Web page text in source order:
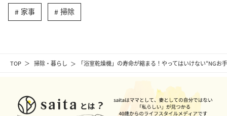
TOP 掃除・暮らし 「浴室乾燥機」の寿命が縮まる！やってはいけない“NGお
家事 掃除